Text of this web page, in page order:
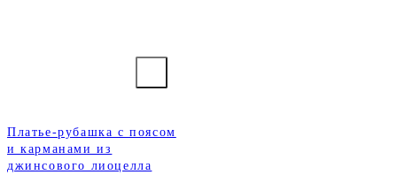
Платье-рубашка с поясом
и карманами из
джинсового лиоцелла